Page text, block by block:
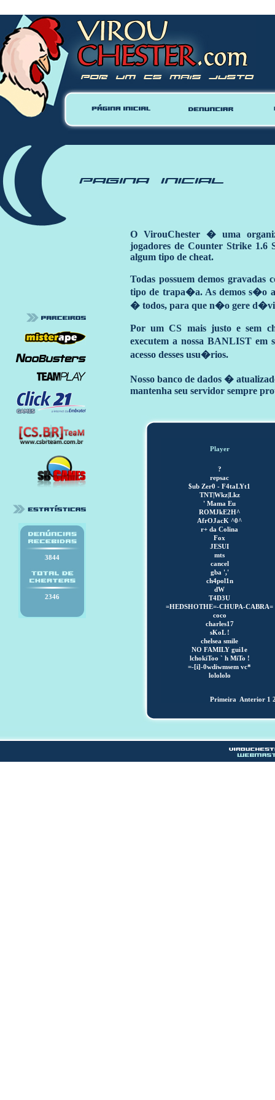
3844
2346
O VirouChester � uma
jogadores de Counter Strike 1.6
algum tipo de cheat.
Todas possuem demos gravadas
tipo de trapa�a. As demos s�o
� todos, para que n�o gere
Por um CS mais justo e sem
executem a nossa BANLIST
acesso desses usu�rios.
Nosso banco de dados �
mantenha seu servidor sempre
Player
?
repsac
$ub Zer0 - F4taLYt1
TNT|Wkz|Lkz
' Mama Eu
ROMJkE2H^
AfrOJacK ^0^
r+ da Colina
Fox
JESUI
mts
cancel
gba ','
ch4pol1n
dW
T4D3U
=HEDSHOTHE=-CHUPA-CABRA=
coco
charles17
sKoL !
chelsea smile
NO FAMILY gui1e
lchokiToo ` h MiTo !
=-[i]-0wdiwmsem vc*
lolololo
Primeira Anterior 1